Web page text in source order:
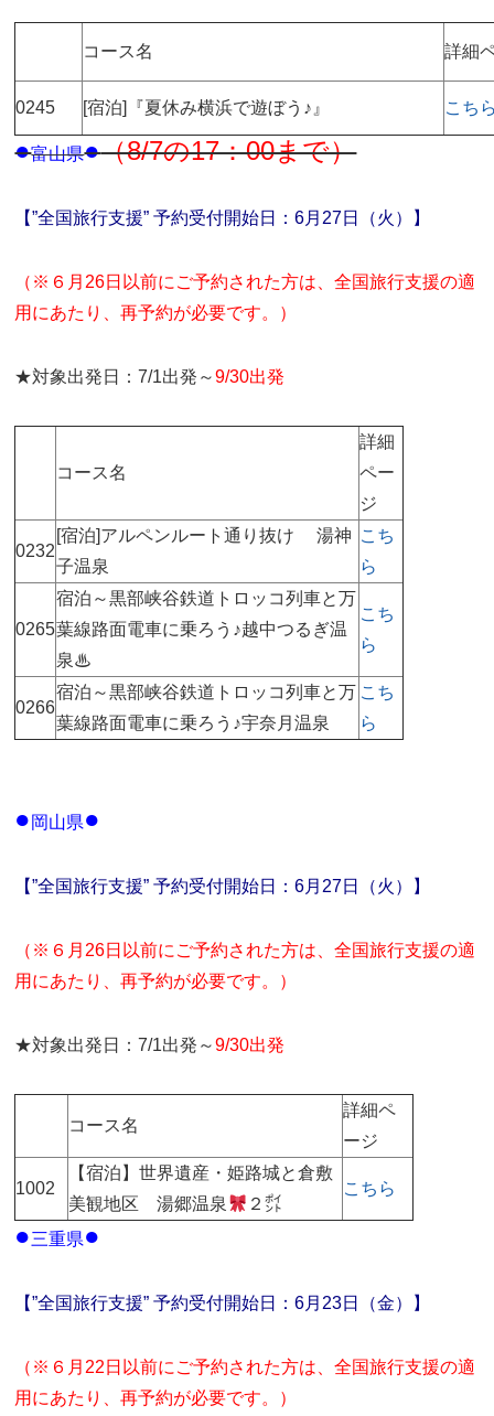
コース名 詳細
0245 [宿泊]『夏休み横浜で遊ぼう♪』 こち
●富山県●（8/7の17：00まで）
【”全国旅行支援” 予約受付開始日：6月27日（火）】
（※６月26日以前にご予約された方は、全国旅行支援の適
用にあたり、再予約が必要です。）
★対象出発日：7/1出発～9/30出発
コース名
詳細
ペー
ジ
0232
[宿泊]アルペンルート通り抜け 湯神
子温泉
こち
ら
0265
宿泊～黒部峡谷鉄道トロッコ列車と万
葉線路面電車に乗ろう♪越中つるぎ温
泉♨
こち
ら
0266
宿泊～黒部峡谷鉄道トロッコ列車と万
葉線路面電車に乗ろう♪宇奈月温泉
こち
ら
● 岡山県●
【”全国旅行支援” 予約受付開始日：6月27日（火）】
（※６月26日以前にご予約された方は、全国旅行支援の適
用にあたり、再予約が必要です。）
★対象出発日：7/1出発～9/30出発
コース名
詳細ペ
ージ
1002
【宿泊】世界遺産・姫路城と倉敷
美観地区 湯郷温泉
２㌽
こちら
●三重県●
【”全国旅行支援” 予約受付開始日：6月23日（金）】
（※６月22日以前にご予約された方は、全国旅行支援の適
用にあたり、再予約が必要です。）